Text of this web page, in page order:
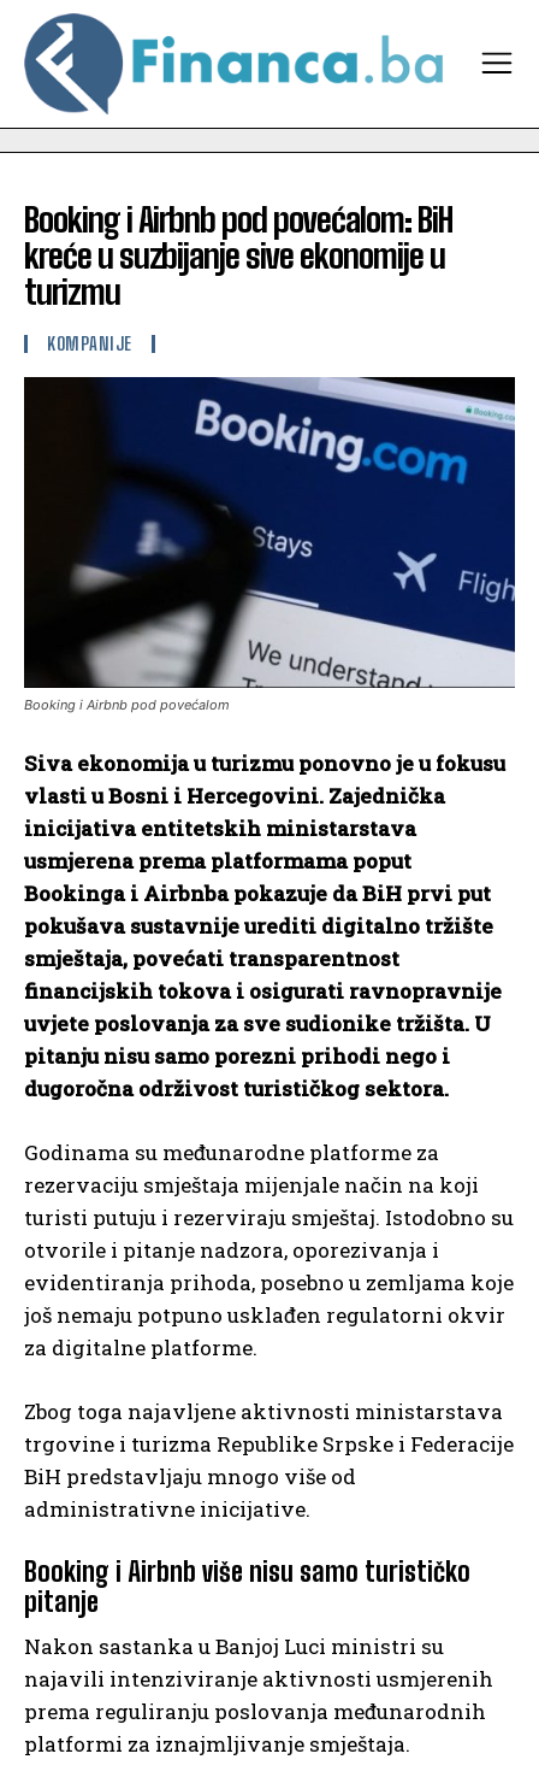
Booking i Airbnb pod povećalom: BiH
kreće u suzbijanje sive ekonomije u
turizmu
KOMPANIJE
Booking i Airbnb pod povećalom
Siva ekonomija u turizmu ponovno je u fokusu
vlasti u Bosni i Hercegovini. Zajednička
inicijativa entitetskih ministarstava
usmjerena prema platformama poput
Bookinga i Airbnba pokazuje da BiH prvi put
pokušava sustavnije urediti digitalno tržište
smještaja, povećati transparentnost
financijskih tokova i osigurati ravnopravnije
uvjete poslovanja za sve sudionike tržišta. U
pitanju nisu samo porezni prihodi nego i
dugoročna održivost turističkog sektora.
Godinama su međunarodne platforme za
rezervaciju smještaja mijenjale način na koji
turisti putuju i rezerviraju smještaj. Istodobno su
otvorile i pitanje nadzora, oporezivanja i
evidentiranja prihoda, posebno u zemljama koje
još nemaju potpuno usklađen regulatorni okvir
za digitalne platforme.
Zbog toga najavljene aktivnosti ministarstava
trgovine i turizma Republike Srpske i Federacije
BiH predstavljaju mnogo više od
administrativne inicijative.
Booking i Airbnb više nisu samo turističko
pitanje
Nakon sastanka u Banjoj Luci ministri su
najavili intenziviranje aktivnosti usmjerenih
prema reguliranju poslovanja međunarodnih
platformi za iznajmljivanje smještaja.